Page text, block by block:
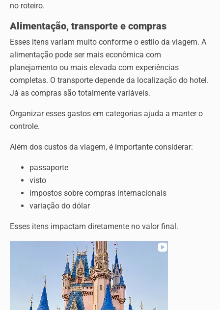
no roteiro.
Alimentação, transporte e compras
Esses itens variam muito conforme o estilo da viagem. A
alimentação pode ser mais econômica com
planejamento ou mais elevada com experiências
completas. O transporte depende da localização do hotel.
Já as compras são totalmente variáveis.
Organizar esses gastos em categorias ajuda a manter o
controle.
Além dos custos da viagem, é importante considerar:
passaporte
visto
impostos sobre compras internacionais
variação do dólar
Esses itens impactam diretamente no valor final.